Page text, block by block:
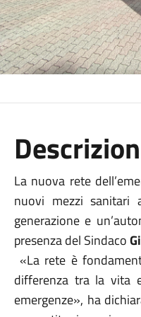
La nuova rete
nuovi mezzi sanitari
generazione e
presenza del Sindaco
«La rete è
differenza tra la vita
emergenze», ha